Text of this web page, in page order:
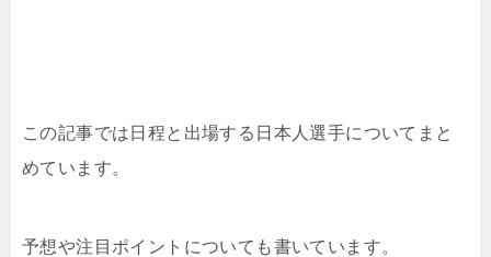
この記事では日程と出場する日本人選手についてまと
めています。
予想や注目ポイントについても書いています。